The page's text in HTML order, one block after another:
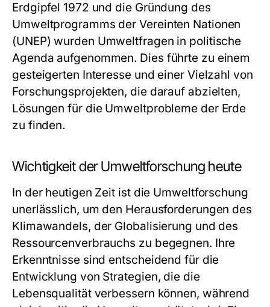
Erdgipfel 1972 und die Gründung des
Umweltprogramms der Vereinten Nationen
(UNEP) wurden Umweltfragen in politische
Agenda aufgenommen. Dies führte zu einem
gesteigerten Interesse und einer Vielzahl von
Forschungsprojekten, die darauf abzielten,
Lösungen für die Umweltprobleme der Erde
zu finden.
Wichtigkeit der Umweltforschung heute
In der heutigen Zeit ist die Umweltforschung
unerlässlich, um den Herausforderungen des
Klimawandels, der Globalisierung und des
Ressourcenverbrauchs zu begegnen. Ihre
Erkenntnisse sind entscheidend für die
Entwicklung von Strategien, die die
Lebensqualität verbessern können, während